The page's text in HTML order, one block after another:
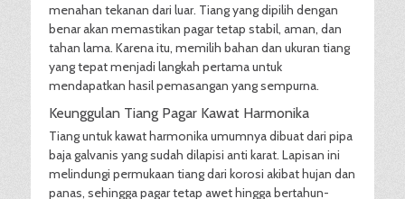
menahan tekanan dari luar. Tiang yang dipilih dengan
benar akan memastikan pagar tetap stabil, aman, dan
tahan lama. Karena itu, memilih bahan dan ukuran tiang
yang tepat menjadi langkah pertama untuk
mendapatkan hasil pemasangan yang sempurna.
Keunggulan Tiang Pagar Kawat Harmonika
Tiang untuk kawat harmonika umumnya dibuat dari pipa
baja galvanis yang sudah dilapisi anti karat. Lapisan ini
melindungi permukaan tiang dari korosi akibat hujan dan
panas, sehingga pagar tetap awet hingga bertahun-